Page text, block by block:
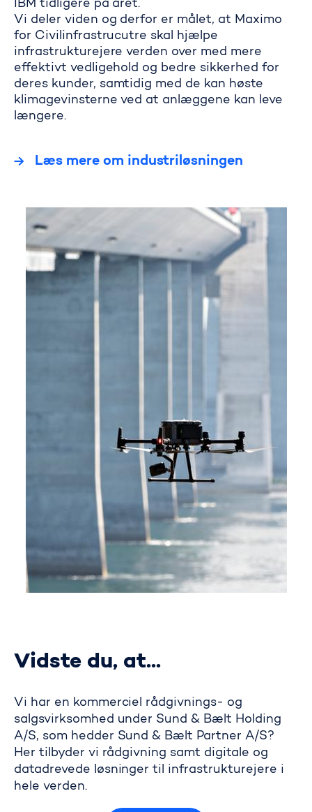
IBM tidligere på året.
Vi deler viden og derfor er målet, at Maximo
for Civilinfrastrucutre skal hjælpe
infrastrukturejere verden over med mere
effektivt vedligehold og bedre sikkerhed for
deres kunder, samtidig med de kan høste
klimagevinsterne ved at anlæggene kan leve
længere.
Læs mere om industriløsningen
Vidste du, at...
Vi har en kommerciel rådgivnings- og
salgsvirksomhed under Sund & Bælt Holding
A/S, som hedder Sund & Bælt Partner A/S?
Her tilbyder vi rådgivning samt digitale og
datadrevede løsninger til infrastrukturejere i
hele verden.